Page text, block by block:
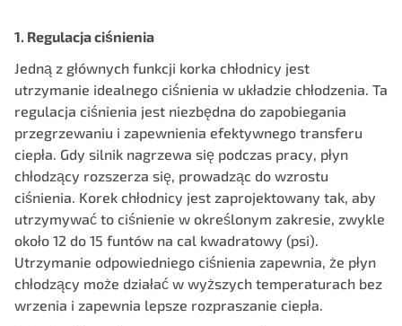
1. Regulacja ciśnienia
Jedną z głównych funkcji korka chłodnicy jest
utrzymanie idealnego ciśnienia w układzie chłodzenia. Ta
regulacja ciśnienia jest niezbędna do zapobiegania
przegrzewaniu i zapewnienia efektywnego transferu
ciepła. Gdy silnik nagrzewa się podczas pracy, płyn
chłodzący rozszerza się, prowadząc do wzrostu
ciśnienia. Korek chłodnicy jest zaprojektowany tak, aby
utrzymywać to ciśnienie w określonym zakresie, zwykle
około 12 do 15 funtów na cal kwadratowy (psi).
Utrzymanie odpowiedniego ciśnienia zapewnia, że płyn
chłodzący może działać w wyższych temperaturach bez
wrzenia i zapewnia lepsze rozpraszanie ciepła.